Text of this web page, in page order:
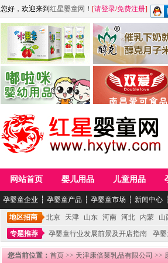
您好，欢迎来到 红星婴童网 ！ [请登录/免费注册]
江西麦嘟嘟食品有限公司
青岛嘟啦咪婴幼儿用品公司
江西醇之客月子米
网站首页 婴儿用品 儿童用品
孕婴童企业 ┆ 孕婴童产品 ┆ 孕婴童市场 ┆ 新闻中心
地区招商 北京 天津 山东 河南 河北 内蒙
山
专题推荐
孕婴童行业发展前景及开店指南 孕
您当前位置： 首页 >> 天津康倍莱乳品有限公司 >>